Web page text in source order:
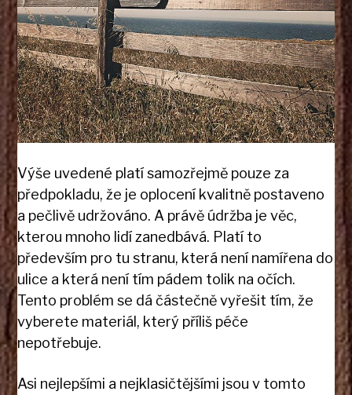
Výše uvedené platí samozřejmě pouze za
předpokladu, že je oplocení kvalitně postaveno
a pečlivě udržováno. A právě údržba je věc,
kterou mnoho lidí zanedbává. Platí to
především pro tu stranu, která není namířena do
ulice a která není tím pádem tolik na očích.
Tento problém se dá částečně vyřešit tím, že
vyberete materiál, který příliš péče
nepotřebuje.
Asi nejlepšími a nejklasičtějšími jsou v tomto